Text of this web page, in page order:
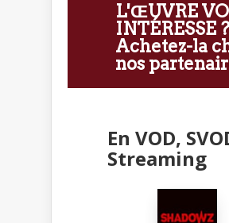
L'ŒUVRE
INTÉRESSE ?
Achetez-la
nos
En VOD,
Streaming